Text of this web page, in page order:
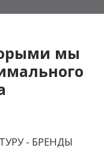
мы
- БРЕНДЫ